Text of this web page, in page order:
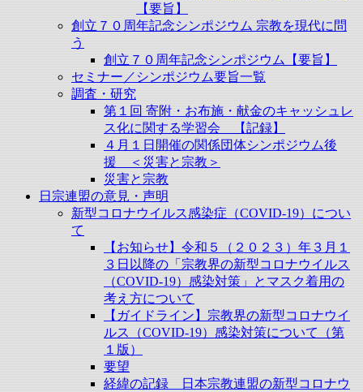
【要旨】
創立７０周年記念シンポジウム 宗教を現代に問
う
創立７０周年記念シンポジウム【要旨】
セミナー／シンポジウム要旨一覧
調査・研究
第１回 寄附・お布施・献金のキャッシュレ
ス化に関する学習会 【記録】
４月１日開催の関係団体シンポジウム後
援 ＜災害と宗教＞
災害と宗教
日宗連盟の意見・声明
新型コロナウイルス感染症（COVID-19）につい
て
【お知らせ】令和５（２０２３）年３月１
３日以降の「宗教界の新型コロナウイルス
（COVID-19）感染対策」とマスク着用の
考え方について
【ガイドライン】宗教界の新型コロナウイ
ルス（COVID-19）感染対策について（第
１版）
要望
経緯の記録 日本宗教連盟の新型コロナウ